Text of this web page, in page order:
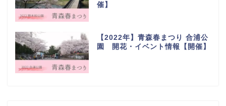
催】
【2022年】青森春まつり 合浦公
園 開花・イベント情報【開催】